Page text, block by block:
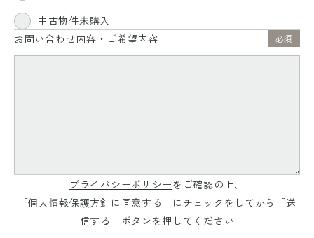
中古物件未購入
お問い合わせ内容・ご希望内容
必須
プライバシーポリシーをご確認の上、
「個人情報保護方針に同意する」にチェックをしてから「送
信する」ボタンを押してください